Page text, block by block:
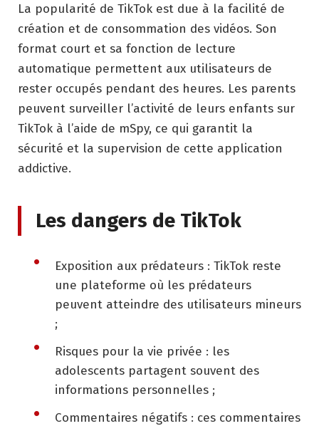
La popularité de TikTok est due à la facilité de
création et de consommation des vidéos. Son
format court et sa fonction de lecture
automatique permettent aux utilisateurs de
rester occupés pendant des heures. Les parents
peuvent surveiller l’activité de leurs enfants sur
TikTok à l’aide de mSpy, ce qui garantit la
sécurité et la supervision de cette application
addictive.
Les dangers de TikTok
Exposition aux prédateurs : TikTok reste
une plateforme où les prédateurs
peuvent atteindre des utilisateurs mineurs
;
Risques pour la vie privée : les
adolescents partagent souvent des
informations personnelles ;
Commentaires négatifs : ces commentaires